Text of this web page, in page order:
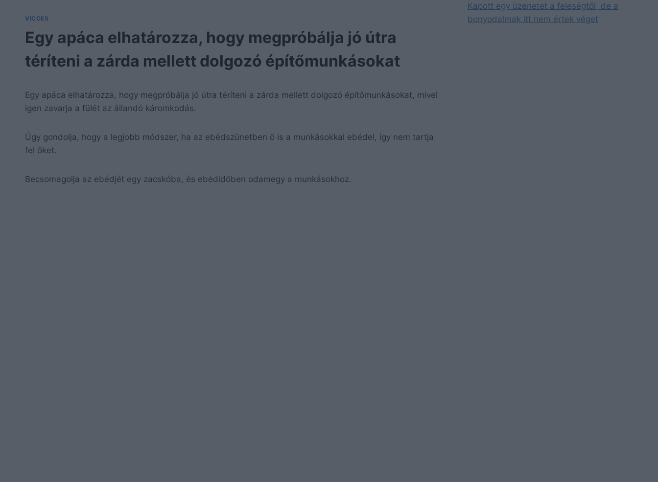
VICCES
Egy apáca elhatározza, hogy megpróbálja jó útra
téríteni a zárda mellett dolgozó építőmunkásokat
Egy apáca elhatározza, hogy megpróbálja jó útra téríteni a zárda mellett dolgozó építőmunkásokat, mivel
igen zavarja a fülét az állandó káromkodás.
Úgy gondolja, hogy a legjobb módszer, ha az ebédszünetben ő is a munkásokkal ebédel, így nem tartja
fel őket.
Becsomagolja az ebédjét egy zacskóba, és ebédidőben odamegy a munkásokhoz.
Kapott egy üzenetet a feleségtől, de a
bonyodalmak itt nem értek véget